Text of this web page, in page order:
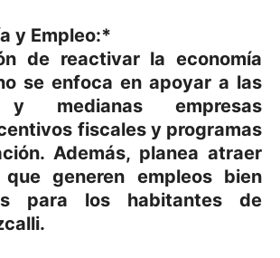
y Empleo:*
de reactivar la economía
se enfoca en apoyar a las
y medianas empresas
fiscales y programas
Además, planea atraer
que generen empleos bien
para los habitantes de